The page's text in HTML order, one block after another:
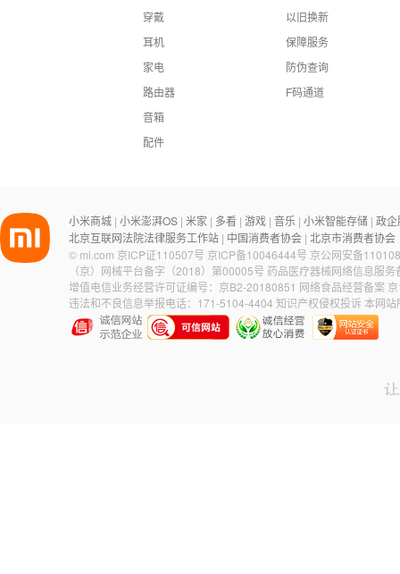
穿戴
耳机
家电
路由器
音箱
配件
以旧换新
保障服务
防伪查询
F码通道
小米商城 小米澎湃OS 米家 多看 游戏 音乐 小米智能存储 政企
北京互联网法院法律服务工作站 中国消费者协会 北京市消费者协会
© mi.com 京ICP证110507号 京ICP备10046444号 京公网安备
（京）网械平台备字（2018）第00005号 药品医疗器械网络信息服
增值电信业务经营许可证编号：京B2-20180851 网络食品经营备案
违法和不良信息举报电话：171-5104-4404 知识产权侵权投诉 本网